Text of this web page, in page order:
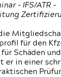
- IFS/ATR -
für den
Schäden
er in einer